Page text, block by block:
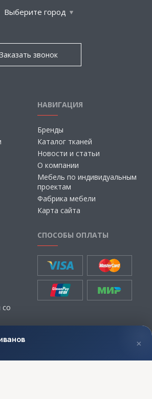
Выберите город
Заказать звонок
НАВИГАЦИЯ
Бренды
Каталог тканей
Новости и статьи
О компании
Мебель по индивидуальным
проектам
Фабрика мебели
Карта сайта
со
без
СПОСОБЫ ОПЛАТЫ
КОНТАКТЫ
×